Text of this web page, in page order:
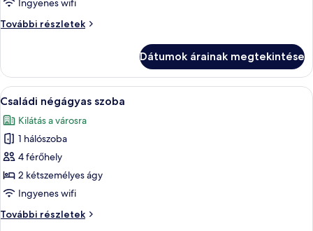
szoba
Ingyenes wifi
További részletek
Classic
részletei
Dátumok árainak megtekintése
A
következő
szoba
összes
képének
megtekintése:
Családi
szoba
Egy szállodai szoba, amelyben
1
Családi négágyas szoba
Kilátás a városra
1 hálószoba
4 férőhely
2 kétszemélyes ágy
Ingyenes wifi
További részletek
Családi